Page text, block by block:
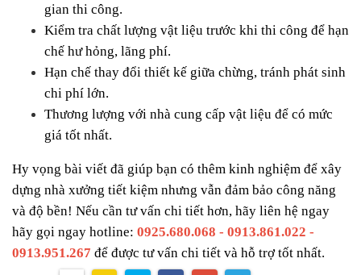
gian thi công.
Kiểm tra chất lượng vật liệu trước khi thi công để hạn
chế hư hỏng, lãng phí.
Hạn chế thay đổi thiết kế giữa chừng, tránh phát sinh
chi phí lớn.
Thương lượng với nhà cung cấp vật liệu để có mức
giá tốt nhất.
Hy vọng bài viết đã giúp bạn có thêm kinh nghiệm để xây
dựng nhà xưởng tiết kiệm nhưng vẫn đảm bảo công năng
và độ bền! Nếu cần tư vấn chi tiết hơn, hãy liên hệ ngay
hãy gọi ngay hotline: 0925.680.068 - 0913.861.022 -
0913.951.267 để được tư vấn chi tiết và hỗ trợ tốt nhất.